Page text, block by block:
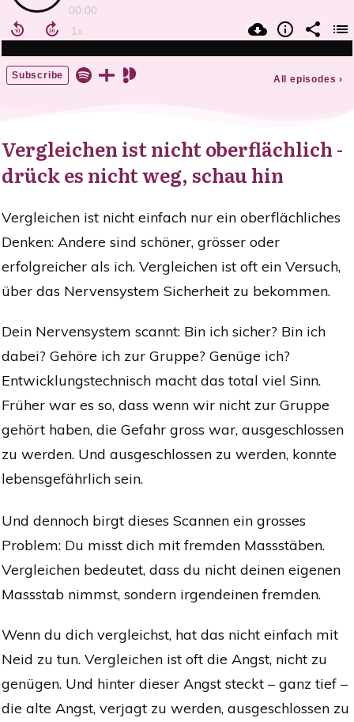
Vergleichen ist nicht oberflächlich -
drück es nicht weg, schau hin
Vergleichen ist nicht einfach nur ein oberflächliches
Denken: Andere sind schöner, grösser oder
erfolgreicher als ich. Vergleichen ist oft ein Versuch,
über das Nervensystem Sicherheit zu bekommen.
Dein Nervensystem scannt: Bin ich sicher? Bin ich
dabei? Gehöre ich zur Gruppe? Genüge ich?
Entwicklungstechnisch macht das total viel Sinn.
Früher war es so, dass wenn wir nicht zur Gruppe
gehört haben, die Gefahr gross war, ausgeschlossen
zu werden. Und ausgeschlossen zu werden, konnte
lebensgefährlich sein.
Und dennoch birgt dieses Scannen ein grosses
Problem: Du misst dich mit fremden Massstäben.
Vergleichen bedeutet, dass du nicht deinen eigenen
Massstab nimmst, sondern irgendeinen fremden.
Wenn du dich vergleichst, hat das nicht einfach mit
Neid zu tun. Vergleichen ist oft die Angst, nicht zu
genügen. Und hinter dieser Angst steckt – ganz tief –
die alte Angst, verjagt zu werden, ausgeschlossen zu